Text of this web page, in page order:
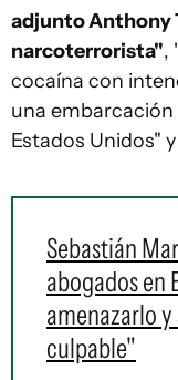
adjunto Anthony
narcoterrorista",
cocaína con
una embarcación
Estados Unidos"
Sebastián
abogados en
amenazarlo
culpable"